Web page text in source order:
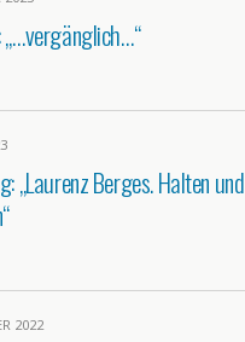
„…vergänglich…“
„Laurenz Berges. Halten und
2022